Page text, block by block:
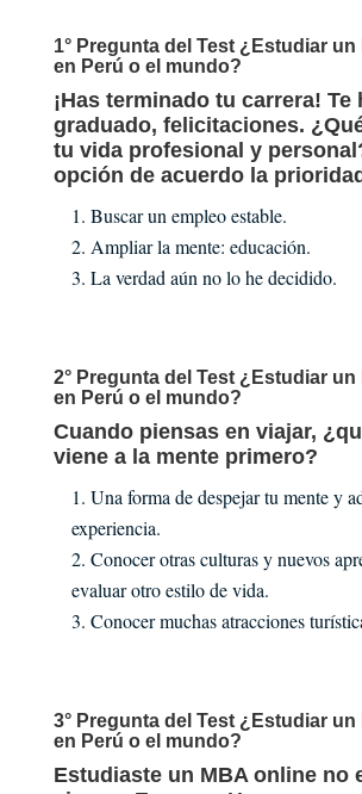
1° Pregunta del Test ¿Estudiar
en Perú o el mundo?
¡Has terminado tu carrera! Te
graduado, felicitaciones.
tu vida profesional y
opción de acuerdo la
Buscar un empleo estable.
Ampliar la mente: educación.
La verdad aún no lo he decidido.
2° Pregunta del Test ¿Estudiar
en Perú o el mundo?
Cuando piensas en viajar,
viene a la mente primero?
Una forma de despejar tu mente y
experiencia.
Conocer otras culturas y nuevos
evaluar otro estilo de vida.
Conocer muchas atracciones
3° Pregunta del Test ¿Estudiar
en Perú o el mundo?
Estudiaste un MBA online no